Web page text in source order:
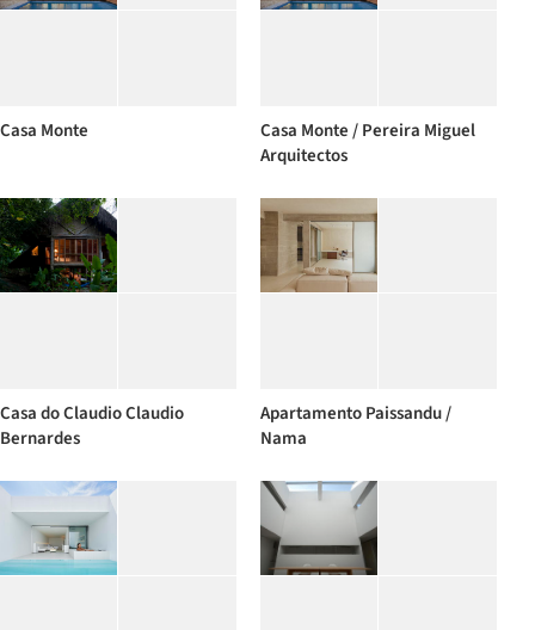
Casa Monte
Casa Monte / Pereira Miguel
Arquitectos
Casa do Claudio Claudio
Bernardes
Apartamento Paissandu /
Nama